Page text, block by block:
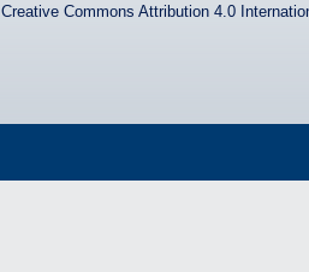
Creative Commons Attribution 4.0